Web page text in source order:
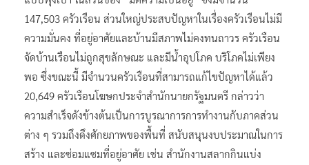
147,503 ครัวเรือน ส่วนใหญ่ประสบปัญหาในเรื่องครัวเรือนไม่มี
ความมั่นคง ที่อยู่อาศัยและบ้านมีสภาพไม่คงทนถาวร ครัวเรือน
จัดบ้านเรือนไม่ถูกสุขลักษณะ และมีน้ำอุปโภค บริโภคไม่เพียง
พอ ซึ่งขณะนี้ มีจำนวนครัวเรือนที่สามารถแก้ไขปัญหาได้แล้ว
20,649 ครัวเรือนโฆษกประจำสำนักนายกรัฐมนตรี กล่าวว่า
ความสำเร็จดังข้างต้นเป็นการบูรณาการการทำงานกับภาคส่วน
ต่าง ๆ รวมถึงดึงศักยภาพของพื้นที่ สนับสนุนงบประมาณในการ
สร้าง และซ่อมแซมที่อยู่อาศัย เช่น สำนักงานสลากกินแบ่ง